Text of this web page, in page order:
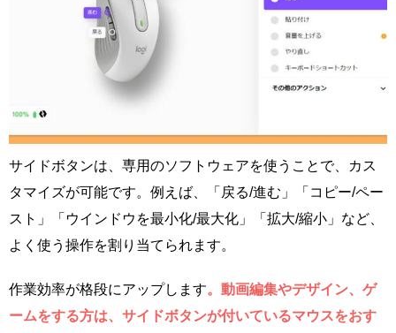
サイドボタンは、専用のソフトウェアを使うことで、カス
タマイズが可能です。例えば、「戻る/進む」「コピー/ペー
スト」「ウインドウを最小化/最大化」「拡大/縮小」など、
よく使う操作を割り当てられます。
作業効率が格段にアップします。動画編集やデザイン、ゲ
ームをする方は、サイドボタンが付いているマウスをおす